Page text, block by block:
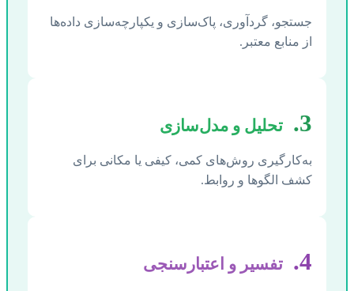
جستجو، گردآوری، پاک‌سازی و یکپارچه‌سازی داده‌ها
از منابع معتبر.
3. تحلیل و مدل‌سازی
به‌کارگیری روش‌های کمی، کیفی یا مکانی برای
کشف الگوها و روابط.
4. تفسیر و اعتبارسنجی